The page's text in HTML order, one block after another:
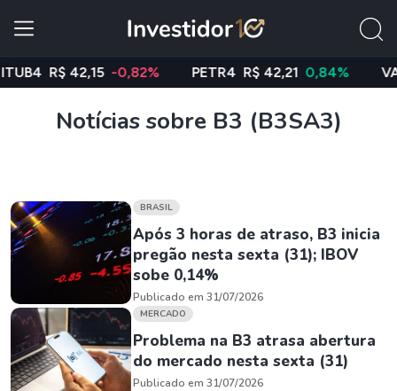
R$ 42,15 -0,82% PETR4 R$ 42,21 0,84% VALE3
Notícias sobre B3 (B3SA3)
BRASIL
Após 3 horas de atraso, B3 inicia
pregão nesta sexta (31); IBOV
sobe 0,14%
Publicado em 31/07/2026
MERCADO
Problema na B3 atrasa abertura
do mercado nesta sexta (31)
Publicado em 31/07/2026